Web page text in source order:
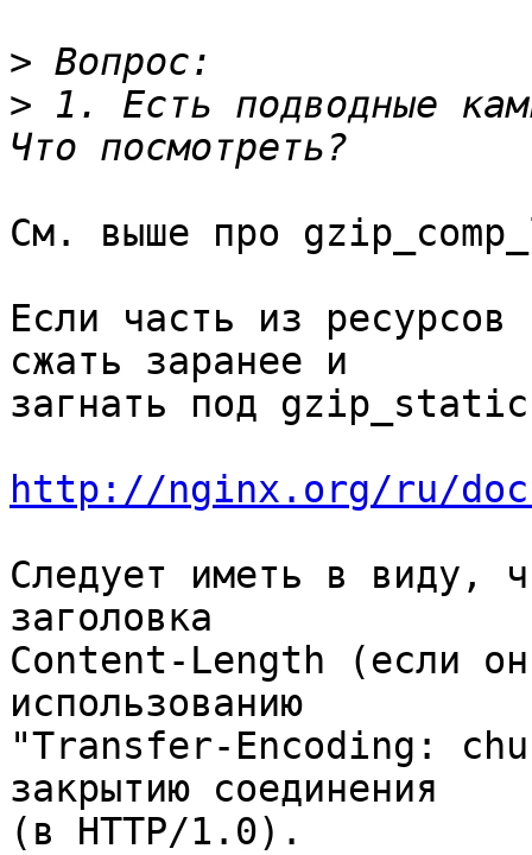
>
> 1. Есть подводные
См. выше про
Если часть из
сжать заранее и
загнать под
http://nginx.org/ru/
Следует иметь в виду,
заголовка
Content-Length (если
использованию
"Transfer-Encoding:
закрытию соединения
(в HTTP/1.0).